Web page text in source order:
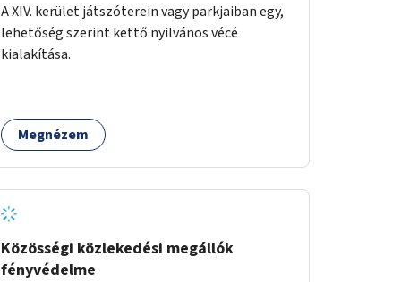
A XIV. kerület játszóterein vagy parkjaiban egy,
lehetőség szerint kettő nyilvános vécé
kialakítása.
Megnézem
Közösségi közlekedési megállók
fényvédelme